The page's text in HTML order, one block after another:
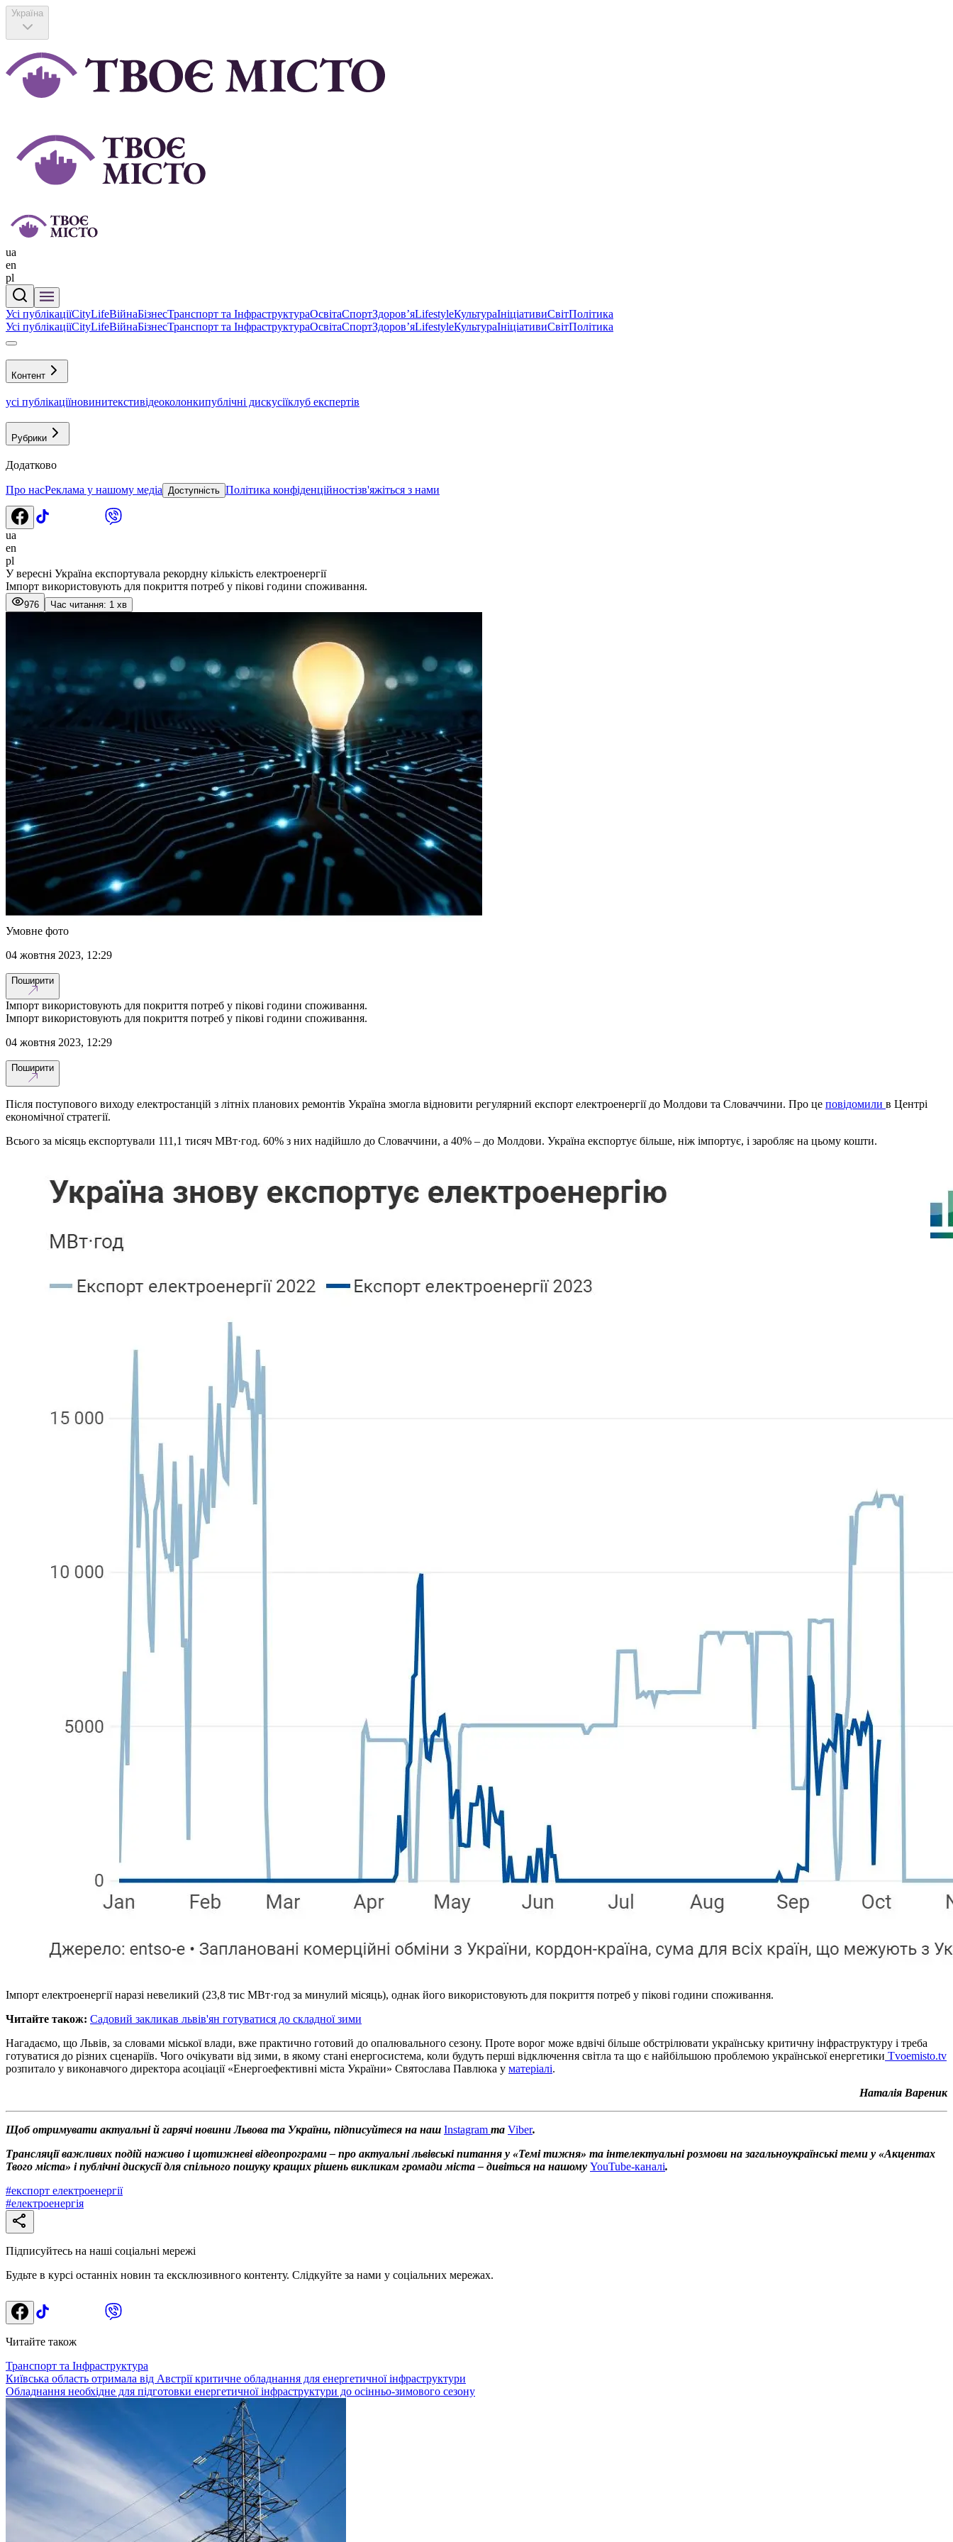
Україна
ua
en
pl
Усі публікаціїCityLifeВійнаБізнесТранспорт та ІнфраструктураОсвітаСпортЗдоровʼяLifestyleКультураІніціативиСвітПолітика
Усі публікаціїCityLifeВійнаБізнесТранспорт та ІнфраструктураОсвітаСпортЗдоровʼяLifestyleКультураІніціативиСвітПолітика
Контент
усі публікаціїновинитекстивідеоколонкипублічні дискусіїклуб експертів
Рубрики
Додатково
Про насРеклама у нашому медіа Доступність Політика конфіденційностізв'яжіться з нами
ua
en
pl
У вересні Україна експортувала рекордну кількість електроенергії
Імпорт використовують для покриття потреб у пікові години споживання.
976 Час читання: 1 хв
Умовне фото
04 жовтня 2023, 12:29
Поширити
Імпорт використовують для покриття потреб у пікові години споживання.
Імпорт використовують для покриття потреб у пікові години споживання.
04 жовтня 2023, 12:29
Поширити
Після поступового виходу електростанцій з літніх планових ремонтів Україна змогла відновити регулярний експорт електроенергії до Молдови та Словаччини. Про це повідомили в Центрі
економічної стратегії.
Всього за місяць експортували 111,1 тисяч МВт·год. 60% з них надійшло до Словаччини, а 40% – до Молдови. Україна експортує більше, ніж імпортує, і заробляє на цьому кошти.
Імпорт електроенергії наразі невеликий (23,8 тис МВт·год за минулий місяць), однак його використовують для покриття потреб у пікові години споживання.
Читайте також: Садовий закликав львів'ян готуватися до складної зими
Нагадаємо, що Львів, за словами міської влади, вже практично готовий до опалювального сезону. Проте ворог може вдвічі більше обстрілювати українську критичну інфраструктуру і треба
готуватися до різних сценаріїв. Чого очікувати від зими, в якому стані енергосистема, коли будуть перші відключення світла та що є найбільшою проблемою української енергетики Tvoemisto.tv
розпитало у виконавчого директора асоціації «Енергоефективні міста України» Святослава Павлюка у матеріалі.
Наталія Вареник
Щоб отримувати актуальні й гарячі новини Львова та України, підписуйтеся на наш Instagram та Viber.
Трансляції важливих подій наживо і щотижневі відеопрограми – про актуальні львівські питання у «Темі тижня» та інтелектуальні розмови на загальноукраїнські теми у «Акцентах
Твого міста» і публічні дискусії для спільного пошуку кращих рішень викликам громади міста – дивіться на нашому YouTube-каналі.
#експорт електроенергії
#електроенергія
Підписуйтесь на наші соціальні мережі
Будьте в курсі останніх новин та ексклюзивного контенту. Слідкуйте за нами у соціальних мережах.
Читайте також
Транспорт та Інфраструктура
Київська область отримала від Австрії критичне обладнання для енергетичної інфраструктури
Обладнання необхідне для підготовки енергетичної інфраструктури до осінньо-зимового сезону